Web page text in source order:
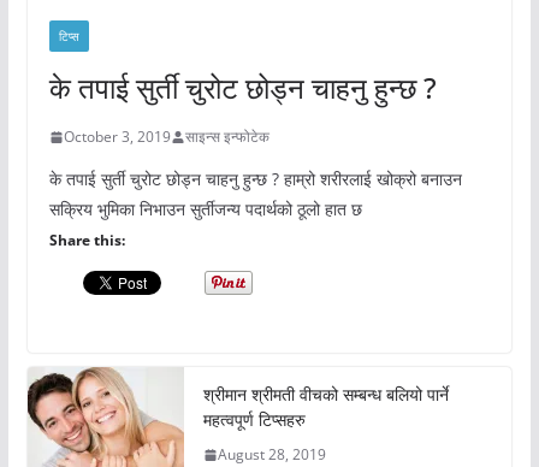
टिप्स
के तपाई सुर्ती चुरोट छोड्न चाहनु हुन्छ ?
October 3, 2019 साइन्स इन्फोटेक
के तपाई सुर्ती चुरोट छोड्न चाहनु हुन्छ ? हाम्रो शरीरलाई खोक्रो बनाउन
सक्रिय भुमिका निभाउन सुर्तीजन्य पदार्थको ठूलो हात छ
Share this:
श्रीमान श्रीमती वीचको सम्बन्ध बलियो पार्ने
महत्वपूर्ण टिप्सहरु
August 28, 2019